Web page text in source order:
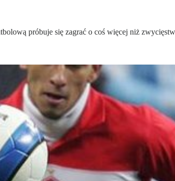
próbuje się zagrać o coś więcej niż